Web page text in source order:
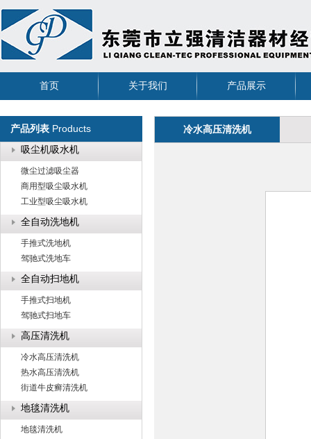
首页 关于我们 产品展示
产品列表 Products
吸尘机吸水机
微尘过滤吸尘器
商用型吸尘吸水机
工业型吸尘吸水机
全自动洗地机
手推式洗地机
驾驰式洗地车
全自动扫地机
手推式扫地机
驾驰式扫地车
高压清洗机
冷水高压清洗机
热水高压清洗机
街道牛皮癣清洗机
地毯清洗机
地毯清洗机
冷水高压清洗机